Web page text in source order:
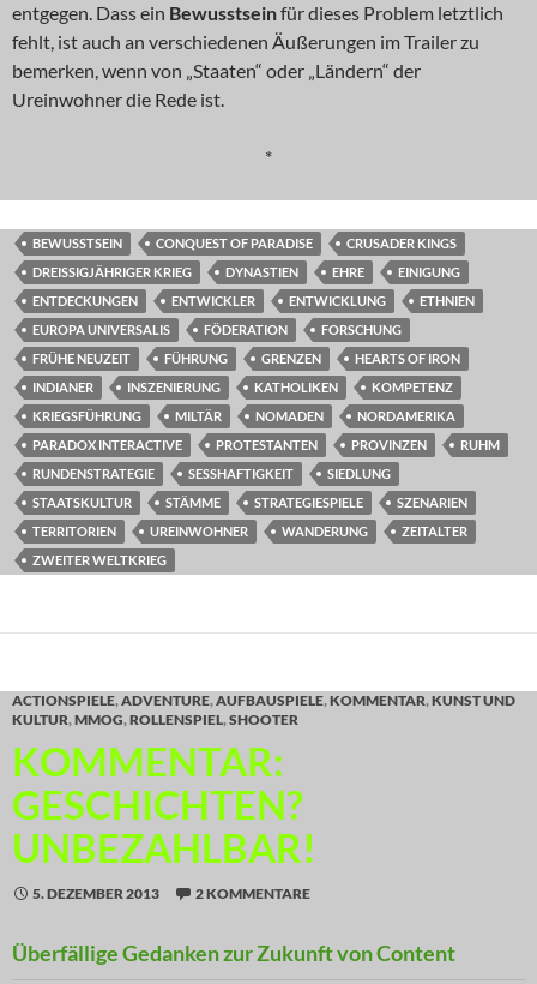
entgegen. Dass ein Bewusstseinfür dieses Problem letztlich
fehlt, ist auch an verschiedenen Äußerungen im Trailer zu
bemerken, wenn von „Staaten“ oder „Ländern“ der
Ureinwohner die Rede ist.
*
BEWUSSTSEIN CONQUEST OF PARADISE
CRUSADER KINGS
DREISSIGJÄHRIGER KRIEG
DYNASTIEN EHRE
EINIGUNG
ENTDECKUNGEN
ENTWICKLER ENTWICKLUNG
ETHNIEN
EUROPA UNIVERSALIS
FÖDERATION
FORSCHUNG
FRÜHE NEUZEIT
FÜHRUNG GRENZEN
HEARTS OF IRON
INDIANER
INSZENIERUNG KATHOLIKEN
KOMPETENZ
KRIEGSFÜHRUNG
MILTÄR NOMADEN
NORDAMERIKA
PARADOX INTERACTIVE
PROTESTANTEN PROVINZEN
RUHM
RUNDENSTRATEGIE
SESSHAFTIGKEIT
SIEDLUNG
STAATSKULTUR
STÄMME STRATEGIESPIELE
SZENARIEN
TERRITORIEN
UREINWOHNER WANDERUNG
ZEITALTER
ZWEITER WELTKRIEG
ACTIONSPIELE,ADVENTURE,AUFBAUSPIELE,KOMMENTAR,KUNST UND
KULTUR,MMOG,ROLLENSPIEL,SHOOTER
KOMMENTAR:
GESCHICHTEN?
UNBEZAHLBAR!
5. DEZEMBER 2013 2 KOMMENTARE
Überfällige Gedanken zur Zukunft von Content